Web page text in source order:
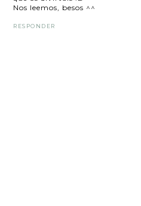
Nos leemos, besos ^^
RESPONDER